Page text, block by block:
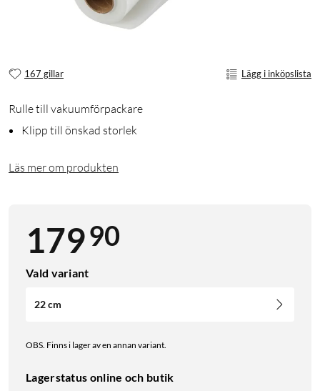
167 gillar Lägg i inköpslista
Rulle till vakuumförpackare
Klipp till önskad storlek
Läs mer om produkten
17990
Vald variant
22 cm
OBS. Finns i lager av en annan variant.
Lagerstatus online och butik